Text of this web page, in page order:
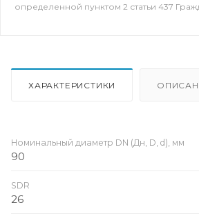
определенной пунктом 2 статьи 437
ХАРАКТЕРИСТИКИ
Номинальный диаметр DN (Дн, D, d), мм
90
SDR
26